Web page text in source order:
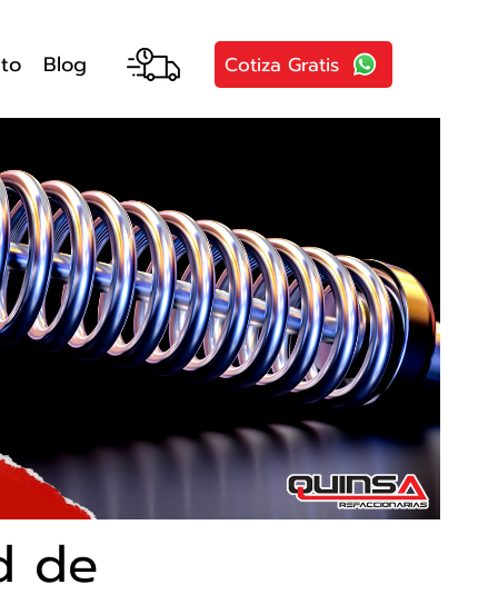
Blog Cotiza Gratis
de